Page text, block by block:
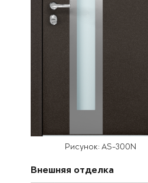
Рисунок: AS-300N
Внешняя отделка